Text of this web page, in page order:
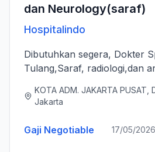
dan Neurology(saraf)
Hospitalindo
Dibutuhkan segera, Dokter
Tulang,Saraf, radiologi,dan
ramah dan berjiwa sosial.
KOTA ADM. JAKARTA PUSAT,
Jakarta
Gaji Negotiable 17/05/2026